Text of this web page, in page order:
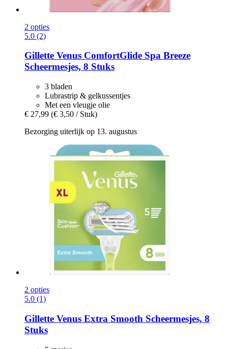
2 opties
5.0 (2)
Gillette Venus ComfortGlide Spa Breeze
Scheermesjes, 8 Stuks
3 bladen
Lubrastrip & gelkussentjes
Met een vleugje olie
€ 27,99 (€ 3,50 / Stuk)
Bezorging uiterlijk op 13. augustus
2 opties
5.0 (1)
Gillette Venus Extra Smooth Scheermesjes, 8
Stuks